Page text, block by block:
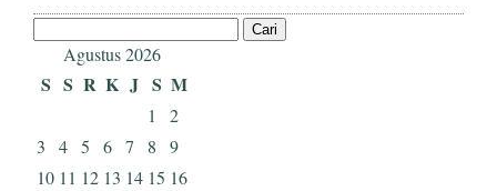
Cari
untuk:Agustus 2026
S S R K J S M
1
2
3
4 5 6 7 8
9
10 11 12 13 14 15 16